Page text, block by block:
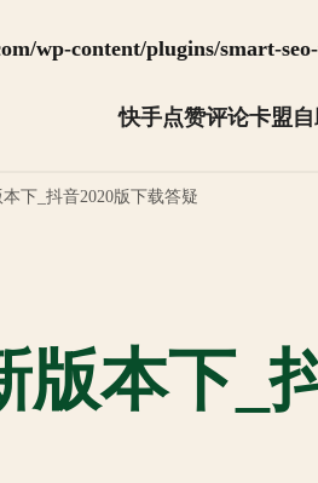
wp-content/plugins/smart-
快手点赞评论卡盟
下_抖音2020版下载答疑
版本下_